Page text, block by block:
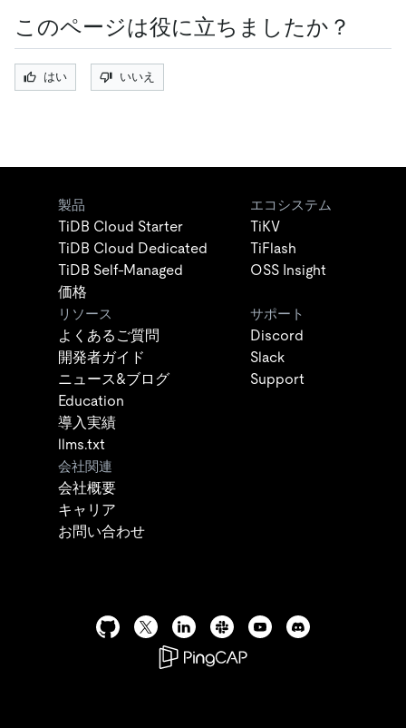
このページは役に立ちましたか？
はい いいえ
製品
TiDB Cloud Starter
TiDB Cloud Dedicated
TiDB Self-Managed
価格
エコシステム
TiKV
TiFlash
OSS Insight
リソース
よくあるご質問
開発者ガイド
ニュース&ブログ
Education
導入実績
llms.txt
サポート
Discord
Slack
Support
会社関連
会社概要
キャリア
お問い合わせ